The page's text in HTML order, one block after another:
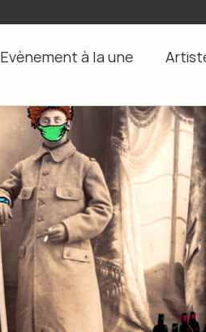
Evènement à la une